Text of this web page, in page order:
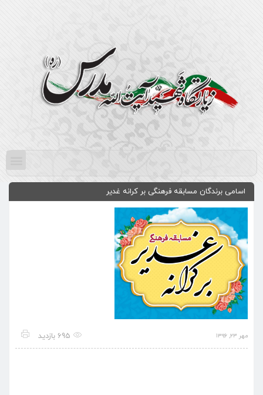
اسامی برندگان مسابقه فرهنگی بر کرانه غدیر
مهر ۲۳, ۱۳۹۶ 695 بازدید